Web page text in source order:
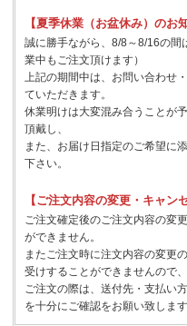
【夏季休業（お盆休み）のお
誠に勝手ながら、8/8～8/16の間
業中もご注文頂けます）
上記の期間中は、お問い合わせ
ていただきます。
休業明けは大変混み合うことが
頂戴し、
また、お届け日指定のご希望に
下さい。
【ご注文内容の変更・キャン
ご注文確定後のご注文内容の変
ができません。
またご注文時に注文内容の変更
受けすることができませんので
ご注文の際は、送付先・支払い
を十分にご確認をお願い致します